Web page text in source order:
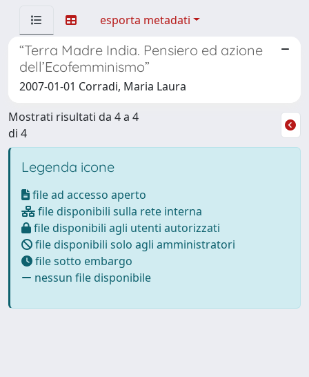
esporta metadati
“Terra Madre India. Pensiero ed azione
dell’Ecofemminismo”
2007-01-01 Corradi, Maria Laura
Mostrati risultati da 4 a 4
di 4
Legenda icone
file ad accesso aperto
file disponibili sulla rete interna
file disponibili agli utenti autorizzati
file disponibili solo agli amministratori
file sotto embargo
nessun file disponibile